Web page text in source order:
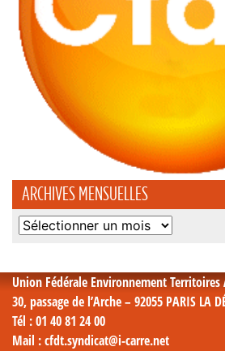
ARCHIVES MENSUELLES
Archives
Union Fédérale Environnement
30, passage de l’Arche – 92055 PARIS LA
Tél : 01 40 81 24 00
Mail : cfdt.syndicat@i-carre.net